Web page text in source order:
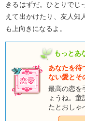
きるはずだ。ひとりでじ
えて出かけたり、友人知
も上向きになるよ。
もっとあ
あなたを
ない愛とそ
最高の恋を
ょうね。
たとおしゃ
すよ。み